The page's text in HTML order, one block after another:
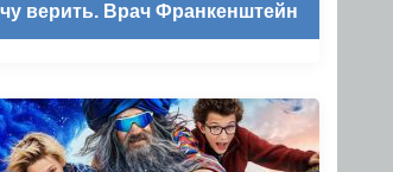
верить. Врач Франкенштейн